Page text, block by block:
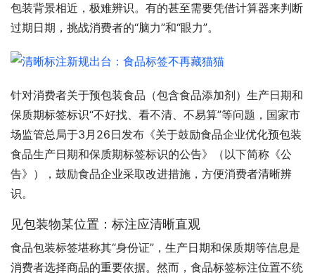
包装背景相近，极难辨识。有的甚至需要凭借计算器来判断
过期日期，挑战消费者的“脑力”和“眼力”。
针对消费者关于预包装食品（包含食品添加剂）生产日期和
保质期标签标识“不好找、看不清、不易算”等问题，国家市
场监管总局于3月26日发布《关于鼓励食品企业优化预包装
食品生产日期和保质期标签标识的公告》（以下简称《公
告》），鼓励食品企业采取改进措施，方便消费者清晰辨
识。
见包装物某位置：标注应清晰直观
食品包装标签堪称其“身份证”，生产日期和保质期等信息是
消费者选择商品的重要依据。然而，食品标签标注位置不统